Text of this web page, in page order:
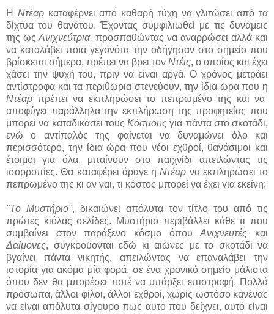
Η Ντέαρκαταφέρνει από καθαρή τύχη να γλιτώσει από τα
δίχτυα του θανάτου. Έχοντας συμφιλιωθεί με τις δυνάμεις
της ως Ανιχνεύτρια, προσπαθώντας να αναρρώσει αλλά και
να καταλάβει ποια γεγονότα την οδήγησαν στο σημείο που
βρίσκεται σήμερα, πρέπει να βρει τον Ντέις, ο οποίος και έχει
χάσει την ψυχή του, πριν να είναι αργά. Ο χρόνος μετράει
αντίστροφα και τα περιθώρια στενεύουν, την ίδια ώρα που η
Ντέαρ πρέπει να εκπληρώσει το πεπρωμένο της και να
αποφύγει παράλληλα την εκπλήρωση της προφητείας που
μπορεί να καταδικάσει τους Κόσμουςγια πάντα στο σκοτάδι,
ενώ ο αντίπαλός της φαίνεται να δυναμώνει όλο και
περισσότερο, την ίδια ώρα που νέοι εχθροί, θανάσιμοι και
έτοιμοι για όλα, μπαίνουν στο παιχνίδι απειλώντας τις
ισορροπίες. Θα καταφέρει άραγε ηΝτέαρ να εκπληρώσει το
πεπρωμένο της κι αν ναι, τι κόστος μπορεί να έχει για εκείνη;
"Το Μυστήριο", δικαιώνει απόλυτα τον τίτλο του από τις
πρώτες κιόλας σελίδες. Μυστήριο περιβάλλει κάθε τι που
συμβαίνει στον παράξενο κόσμο όπουΑνιχνευτές και
Δαίμονες, συγκρούονται εδώ κι αιώνες με το σκοτάδι να
βγαίνει πάντα νικητής, απειλώντας να επαναλάβει την
ιστορία για ακόμα μία φορά, σε ένα χρονικό σημείο μάλιστα
όπου δεν θα μπορέσει ποτέ να υπάρξει επιστροφή. Πολλά
πρόσωπα, άλλοι φίλοι, άλλοι εχθροί, χωρίς ωστόσο κανένας
να είναι απόλυτα σίγουρο πως αυτό που δείχνει, αυτό είναι